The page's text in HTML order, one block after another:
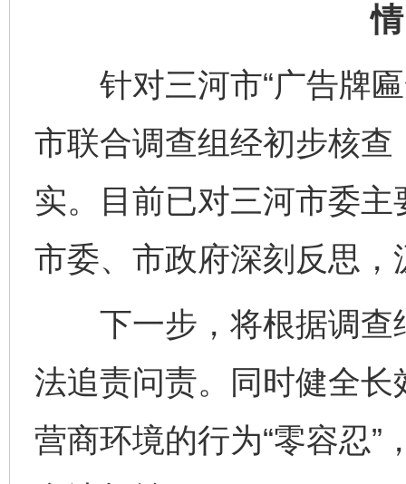
针对三河市“广告牌匾
市联合调查组经初步核
实。目前已对三河市委
市委、市政府深刻反思
下一步，将根据调查
法追责问责。同时健全
营商环境的行为“零容忍”